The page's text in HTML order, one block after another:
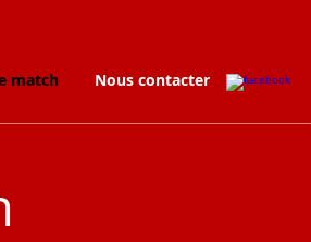
match Nous contacter